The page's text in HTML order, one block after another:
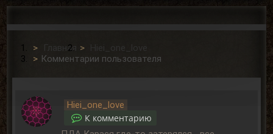
Главная
Hiei_one_love
Комментарии пользователя
Hiei_one_love
К комментарию